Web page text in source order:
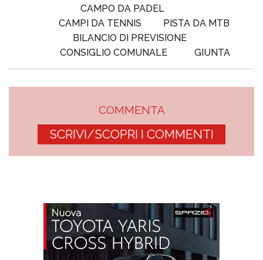
CAMPO DA PADEL
CAMPI DA TENNIS
PISTA DA MTB
BILANCIO DI PREVISIONE
CONSIGLIO COMUNALE
GIUNTA
COMMENTA
SCRIVI/SCOPRI I COMMENTI